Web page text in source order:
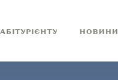
АБІТУРІЄНТУ НОВИНИ